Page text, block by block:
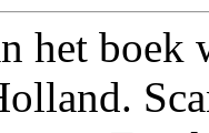
het boek